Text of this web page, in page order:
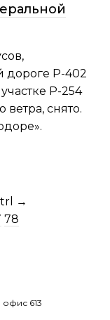
дороге Р-402
Р-254
снято.
→
78
офис 613